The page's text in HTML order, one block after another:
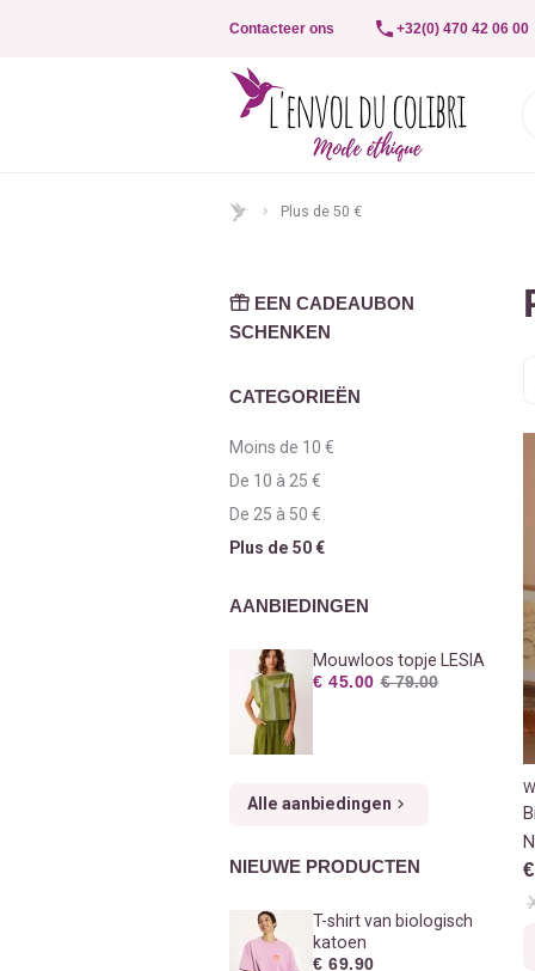
Contacteer ons +32(0) 470 42 06 00
Plus de 50 €
EEN CADEAUBON
SCHENKEN
CATEGORIEËN
Moins de 10 €
De 10 à 25 €
De 25 à 50 €
Plus de 50 €
AANBIEDINGEN
Mouwloos topje LESIA
€ 45.00€ 79.00
Alle aanbiedingen
NIEUWE PRODUCTEN
T-shirt van biologisch
katoen
€ 69.90